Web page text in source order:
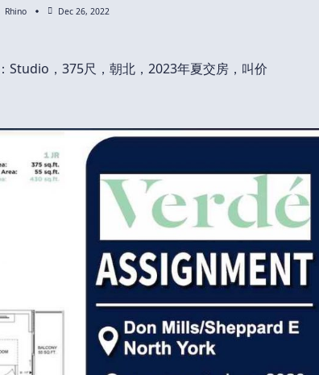
Rhino Dec 26, 2022
Studio，375尺，朝北，2023年夏交房，叫价